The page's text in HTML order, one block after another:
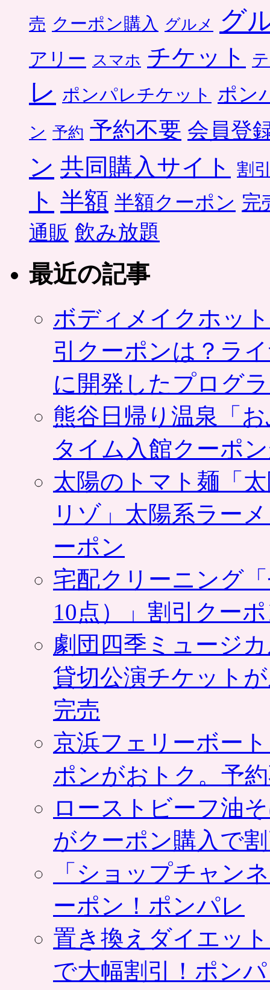
売 クーポン購入 グルメ グ
アリー スマホ チケット
レ ポンパレチケット ポン
ン 予約 予約不要 会員登
ン 共同購入サイト 割
ト 半額 半額クーポン 完
通販 飲み放題
最近の記事
ボディメイクホッ
引クーポンは？ラ
に開発したプログ
熊谷日帰り温泉「
タイム入館クーポ
太陽のトマト麺「
リゾ」太陽系ラー
ーポン
宅配クリーニング
10点）」割引クー
劇団四季ミュージ
貸切公演チケット
完売
京浜フェリーボー
ポンがおトク。予
ローストビーフ油
がクーポン購入で
「ショップチャン
ーポン！ポンパレ
置き換えダイエッ
で大幅割引！ポン